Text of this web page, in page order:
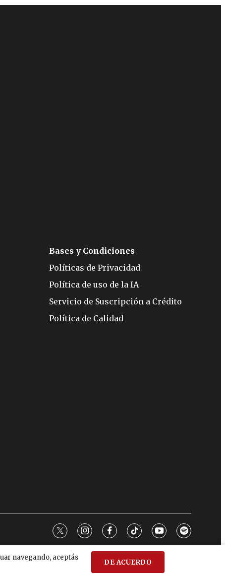
navegando, aceptás
DE ACUERDO
Bases y Condiciones
Políticas de Privacidad
Política de uso de la IA
Servicio de Suscripción a Crédito
Política de Calidad
twitterinstagram
facebooktiktokyoutubespotify